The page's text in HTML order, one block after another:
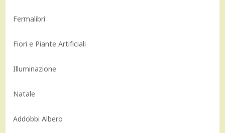
Fermalibri
Fiori e Piante Artificiali
Illuminazione
Natale
Addobbi Albero